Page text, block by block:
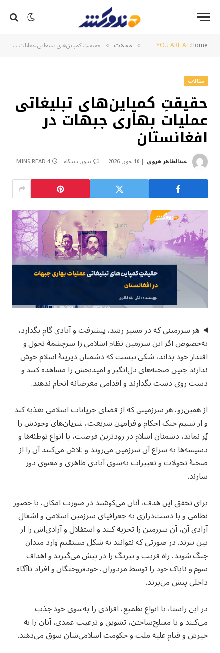
YOU ARE AT:Home
» مقالات » حقیقتِ کمپاین‌های تبلیغاتی عملیات‌ بهاری جبهات در افغانستان
مقالات
حقیقتِ کمپاین‌های تبلیغاتی
عملیات‌ بهاری جبهات در
افغانستان
عبدالظاهر هروی 10 جون 2026 بدون دیدگاه 4 MINS READ
هر سرزمینی که در مسیر رشد، پیشرفت و آبادی گام بگذارد،
به‌خصوص اگر این سرزمین نظام اسلامی را سرچشمهٔ تحول و
اقتدار خود بداند، شکی نیست که دشمنان دیرینهٔ اسلام خوش
ندارند چنین صحنه‌های دل‌انگیز و امیدبخش را مشاهده کنند و
دست روی دست بگذارند و اقدامی مغرضانه انجام ندهند.
از همین‌رو، هر سرزمینی که از فضای جریانات اسلامی تغذیه کند
و از نسیم خنک احکام و فرامین شریعت، شریان‌های وجودش را
پُر نماید، دشمنان اسلام در زودترین فرصت، با انواع توطئه‌ها و
دسیسه‌ها به سراغ آن سرزمین می‌روند و تلاش می‌کنند آن را از
صحنهٔ تحولات و تغییرات به‌سوی آبادی ظاهری و معنوی دور
سازند.
برای تحقق این هدف، آنان می‌کوشند در صورت امکان، با حضور
نظامی و با دست‌درازی به جغرافیای سرزمین اسلامی و اشغال
آزادی آن، آن سرزمین را تجزیه کنند و استقلال و آزادی‌اش را از
بین ببرند. در صورتی که نتوانند به شکل مستقیم وارد میدان
جنگ شوند، راه فریب و نیرنگ را در پیش می‌گیرند و اهداف
شوم و ناپاک خود را توسط مزدوران، خودفروختگان و افراد ناآگاه
داخلی پیش می‌برند.
در این راستا، با انواع تطمیع، افرادی را به‌سوی خود جذب
می‌کنند و با مسلح‌ساختن، تشویق و ترغیب عمدی، آنان را به
خیزش و قیام علیه ملت و حکومت اسلامی‌شان سوق می‌دهند.